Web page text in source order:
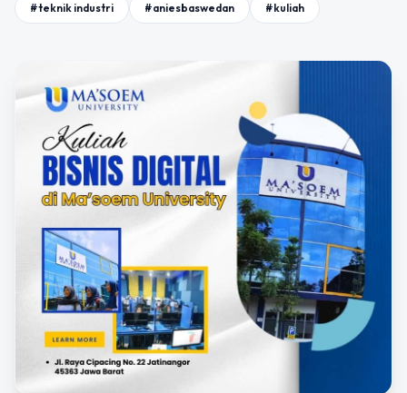
#teknik industri #aniesbaswedan #kuliah